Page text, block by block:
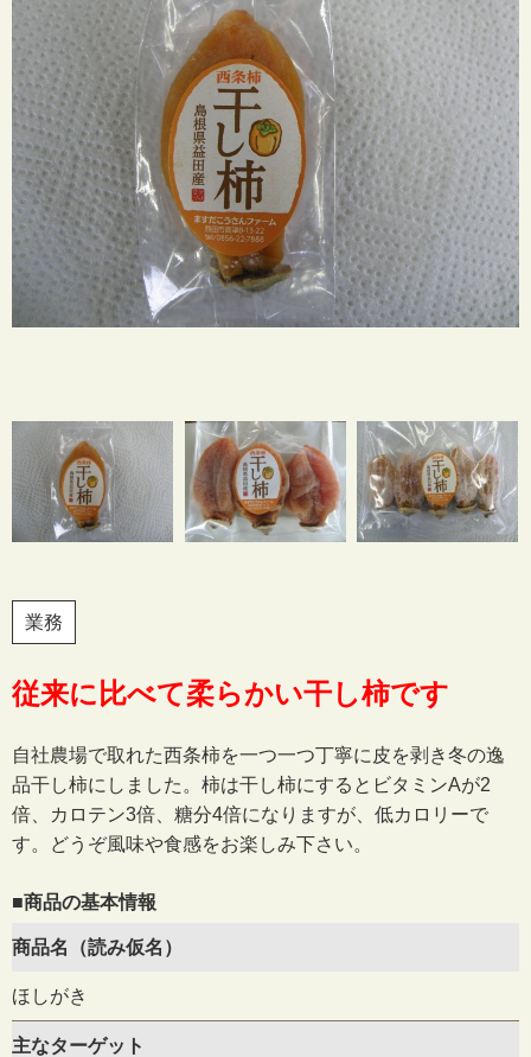
業務
従来に比べて柔らかい干し柿です
自社農場で取れた西条柿を一つ一つ丁寧に皮を剥き冬の逸
品干し柿にしました。柿は干し柿にするとビタミンAが2
倍、カロテン3倍、糖分4倍になりますが、低カロリーで
す。どうぞ風味や食感をお楽しみ下さい。
■商品の基本情報
商品名（読み仮名）
ほしがき
主なターゲット